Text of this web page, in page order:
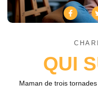
QUI
Maman de trois